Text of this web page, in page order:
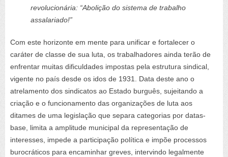
revolucionária: “Abolição do sistema de trabalho
assalariado!”
Com este horizonte em mente para unificar e fortalecer o
caráter de classe de sua luta, os trabalhadores ainda terão de
enfrentar muitas dificuldades impostas pela estrutura sindical,
vigente no país desde os idos de 1931. Data deste ano o
atrelamento dos sindicatos ao Estado burguês, sujeitando a
criação e o funcionamento das organizações de luta aos
ditames de uma legislação que separa categorias por datas-
base, limita a amplitude municipal da representação de
interesses, impede a participação política e impõe processos
burocráticos para encaminhar greves, intervindo legalmente